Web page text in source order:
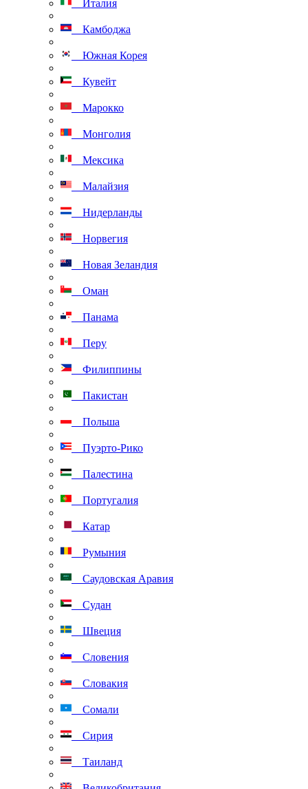
Италия
Камбоджа
Южная Корея
Кувейт
Марокко
Монголия
Мексика
Малайзия
Нидерланды
Норвегия
Новая Зеландия
Оман
Панама
Перу
Филиппины
Пакистан
Польша
Пуэрто-Рико
Палестина
Португалия
Катар
Румыния
Саудовская Аравия
Судан
Швеция
Словения
Словакия
Сомали
Сирия
Таиланд